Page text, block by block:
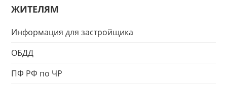
ЖИТЕЛЯМ
Информация для застройщика
ОБДД
ПФ РФ по ЧР